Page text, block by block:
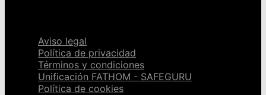
Aviso legal
Política de privacidad
Términos y condiciones
Unificación FATHOM - SAFEGURU
Política de cookies